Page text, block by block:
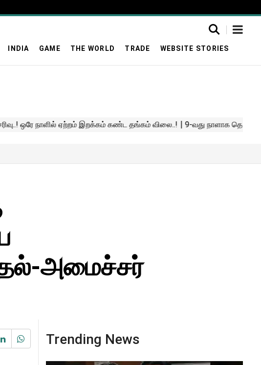
INDIA GAME THE WORLD TRADE WEBSITE STORIES
அமைச்சர்
Trending News